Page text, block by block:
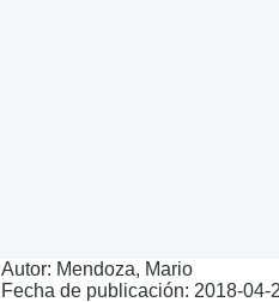
Autor: Mendoza, Mario
Fecha de publicación: 2018-04-